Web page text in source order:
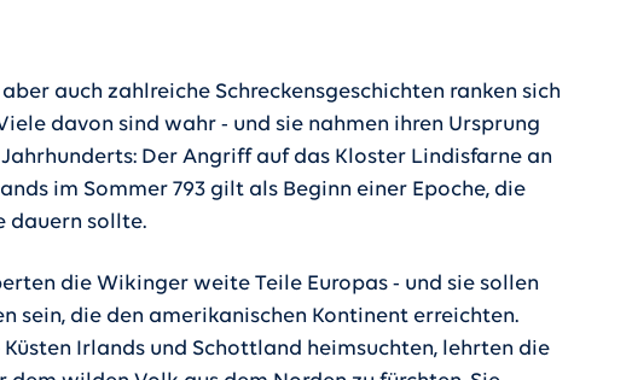
auch zahlreiche Schreckensgeschichten ranken sich
davon sind wahr - und sie nahmen ihren Ursprung
Der Angriff auf das Kloster Lindisfarne an
im Sommer 793 gilt als Beginn einer Epoche, die
dauern sollte.
die Wikinger weite Teile Europas - und sie sollen
sein, die den amerikanischen Kontinent erreichten.
Küsten Irlands und Schottland heimsuchten, lehrten die